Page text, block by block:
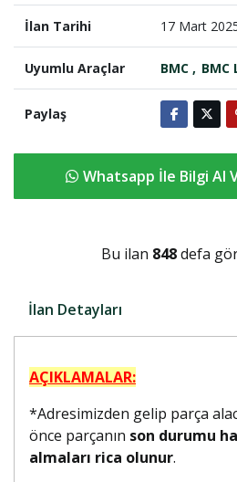
İlan Tarihi 17 Mart
Uyumlu Araçlar BMC BMC
Paylaş
Whatsapp İle Bilgi Al
Bu ilan 848defa
İlan Detayları
AÇIKLAMALAR:
*Adresimizden gelip parça
önce parçanın son durumu
almaları rica olunur.